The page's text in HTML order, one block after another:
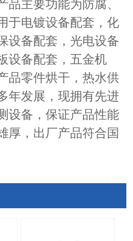
品主要功能为防腐、
于电镀设备配套，化
设备配套，光电设备
设备配套，五金机
品零件烘干，热水供
年发展，现拥有先进
设备，保证产品性能
厚，出厂产品符合国